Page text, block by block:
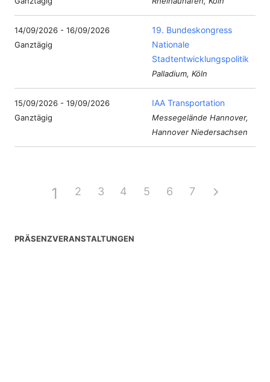
14/09/2026 - 16/09/2026
Ganztägig
19. Bundeskongress
Nationale
Stadtentwicklungspolitik
Palladium, Köln
15/09/2026 - 19/09/2026
Ganztägig
IAA Transportation
Messegelände Hannover,
Hannover Niedersachsen
1 2 3 4 5 6 7
PRÄSENZVERANSTALTUNGEN